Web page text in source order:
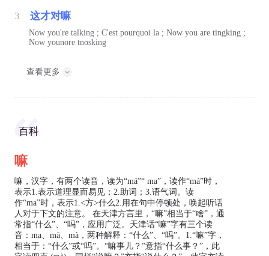
3 这才对嘛
Now you're talking ; C'est pourquoi la ; Now you are tingking ;
Now younore tnosking
查看更多
百科
嘛
嘛，汉字，有两个读音，读为“má”“ ma”，读作“má”时，
表示1.表示道理显而易见；2.助词；3.语气词。读
作“ma”时，表示1.<方>什么2.用在句中停顿处，唤起听话
人对于下文的注意。 在天津方言里，“嘛”相当于“啥”，通
常指“什么”、“吗”，应用广泛。天津话“嘛”字有三个读
音：ma、mā、mà，两种解释：“什么”、“吗”。1.“嘛”字，
相当于：“什么”或“吗”。“嘛事儿？”意指“什么事？”，此